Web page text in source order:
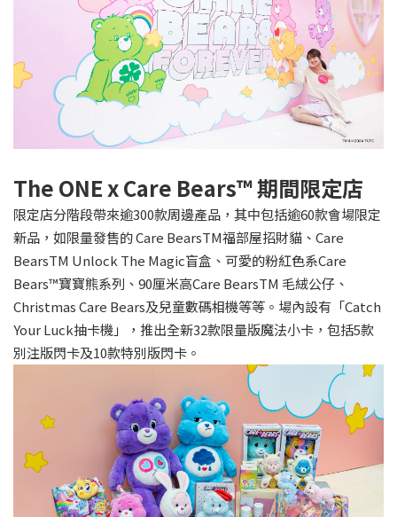
The ONE x Care Bears™️ 期間限定店
限定店分階段帶來逾300款周邊產品，其中包括逾60款會場限定
新品，如限量發售的 Care BearsTM福部屋招財貓、Care
BearsTM Unlock The Magic盲盒、可愛的粉紅色系Care
Bears™寶寶熊系列、90厘米高Care BearsTM 毛絨公仔、
Christmas Care Bears及兒童數碼相機等等。場內設有「Catch
Your Luck抽卡機」，推出全新32款限量版魔法小卡，包括5款
別注版閃卡及10款特別版閃卡。